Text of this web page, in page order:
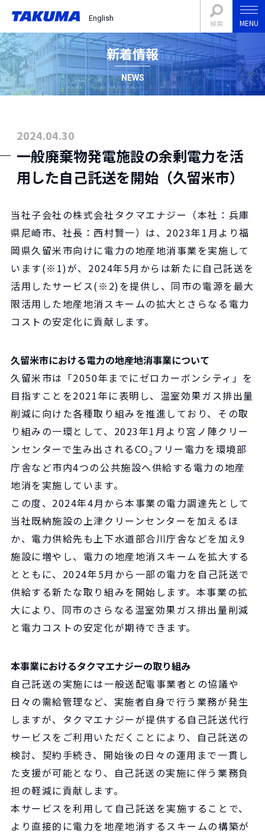
English
検索 MENU
新着情報
NEWS
2024.04.30
一般廃棄物発電施設の余剰電力を活
用した自己託送を開始（久留米市）
当社子会社の株式会社タクマエナジー（本社：兵庫
県尼崎市、社長：西村賢一）は、2023年1月より福
岡県久留米市向けに電力の地産地消事業を実施して
います(※1)が、2024年5月からは新たに自己託送を
活用したサービス(※2)を提供し、同市の電源を最大
限活用した地産地消スキームの拡大とさらなる電力
コストの安定化に貢献します。
久留米市における電力の地産地消事業について
久留米市は「2050年までにゼロカーボンシティ」を
目指すことを2021年に表明し、温室効果ガス排出量
削減に向けた各種取り組みを推進しており、その取
り組みの一環として、2023年1月より宮ノ陣クリー
ンセンターで生み出されるCO 2 フリー電力を環境部
庁舎など市内4つの公共施設へ供給する電力の地産
地消を実施しています。
この度、2024年4月から本事業の電力調達先として
当社既納施設の上津クリーンセンターを加えるほ
か、電力供給先も上下水道部合川庁舎などを加え9
施設に増やし、電力の地産地消スキームを拡大する
とともに、2024年5月から一部の電力を自己託送で
供給する新たな取り組みを開始します。本事業の拡
大により、同市のさらなる温室効果ガス排出量削減
と電力コストの安定化が期待できます。
本事業におけるタクマエナジーの取り組み
自己託送の実施には一般送配電事業者との協議や
日々の需給管理など、実施者自身で行う業務が発生
しますが、タクマエナジーが提供する自己託送代行
サービスをご利用いただくことにより、自己託送の
検討、契約手続き、開始後の日々の運用まで一貫し
た支援が可能となり、自己託送の実施に伴う業務負
担の軽減に貢献します。
本サービスを利用して自己託送を実施することで、
より直接的に電力を地産地消するスキームの構築が